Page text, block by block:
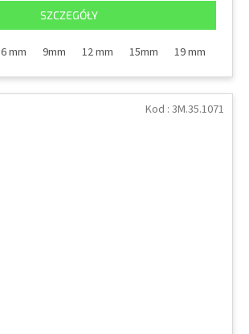
SZCZEGÓŁY
6 mm 9mm 12 mm 15mm 19 mm
Kod : 3M.35.1071